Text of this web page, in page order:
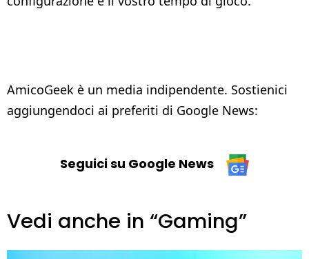
AmicoGeek è un media indipendente. Sostienici
aggiungendoci ai preferiti di Google News:
Seguici su Google News
Vedi anche in “Gaming”